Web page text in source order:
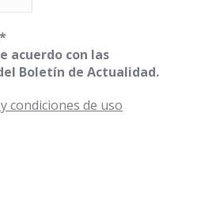
*
acuerdo con las
Boletín de Actualidad.
condiciones de uso